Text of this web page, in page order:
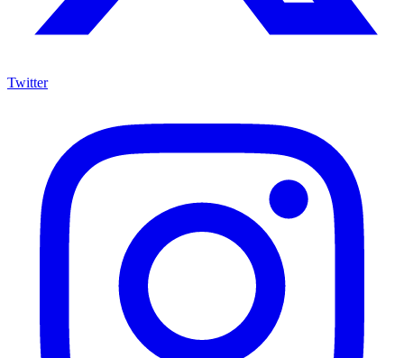
Twitter